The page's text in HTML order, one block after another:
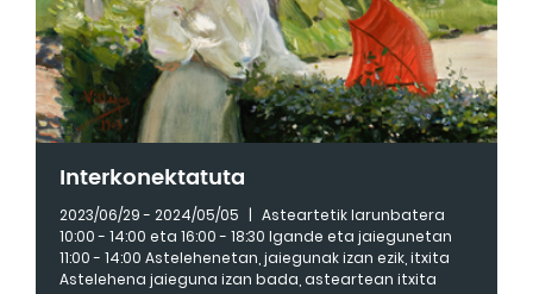
Interkonektatuta
2023/06/29 - 2024/05/05 | Asteartetik larunbatera
10:00 - 14:00 eta 16:00 - 18:30 Igande eta jaiegunetan
11:00 - 14:00 Astelehenetan, jaiegunak izan ezik, itxita
Astelehena jaieguna izan bada, asteartean itxita